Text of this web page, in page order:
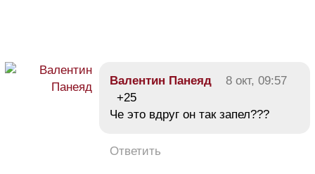
Валентин Панеяд
8 окт, 09:57
+25
Че это вдруг он так запел???
Ответить